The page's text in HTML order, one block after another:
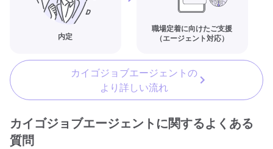
内定
職場定着に向けたご支援
（エージェント対応）
カイゴジョブエージェントの
より詳しい流れ
カイゴジョブエージェントに関するよくある
質問